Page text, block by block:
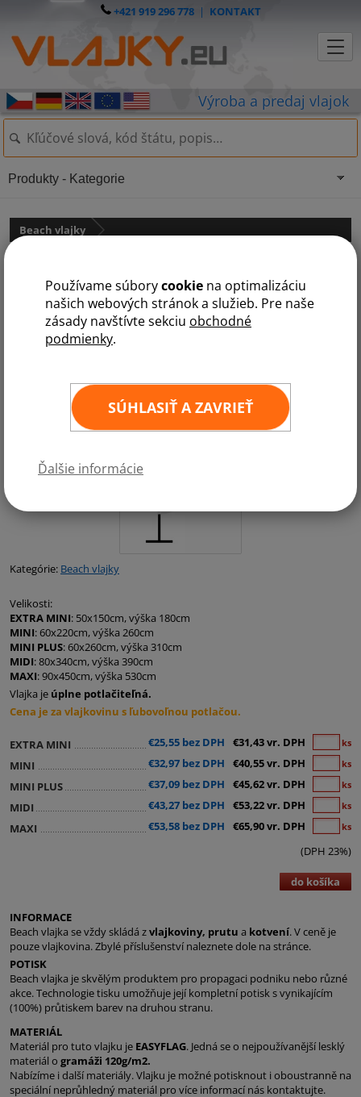
Používame súborycookie na optimalizáciu
našich webových stránok a služieb. Pre naše
zásady navštívte sekciu obchodné
podmienky.
SÚHLASIŤ A ZAVRIEŤ
Ďalšie informácie
+421 919 296 778| KONTAKT
Beach vlajky
Kategórie: Beach vlajky
Velikosti:
EXTRA MINI: 50x150cm, výška 180cm
MINI: 60x220cm, výška 260cm
MINI PLUS: 60x260cm, výška 310cm
MIDI: 80x340cm, výška 390cm
MAXI: 90x450cm, výška 530cm
Vlajka je úplne potlačiteľná.
Cena je za vlajkovinu s ľubovoľnou potlačou.
EXTRA MINI €25,55 bez DPH €31,43 vr. DPH ks
MINI €32,97 bez DPH €40,55 vr. DPH ks
MINI PLUS €37,09 bez DPH €45,62 vr. DPH ks
MIDI €43,27 bez DPH €53,22 vr. DPH ks
MAXI €53,58 bez DPH €65,90 vr. DPH ks
(DPH 23%)
do košíka
INFORMACE
Beach vlajka se vždy skládá zvlajkoviny, prutu a kotvení. V ceně je
pouze vlajkovina. Zbylé příslušenství naleznete dole na stránce.
POTISK
Beach vlajka je skvělým produktem pro propagaci podniku nebo různé
akce. Technologie tisku umožňuje její kompletní potisk s vynikajícím
(100%) průtiskem barev na druhou stranu.
MATERIÁL
Materiál pro tuto vlajku je EASYFLAG. Jedná se o nejpoužívanější lesklý
materiál o gramáži 120g/m2.
Nabízíme i další materiály. Vlajku je možné potisknout i oboustranně na
speciální neprůhledný materiál pro více informací nás kontaktujte.
Produkty - Kategorie